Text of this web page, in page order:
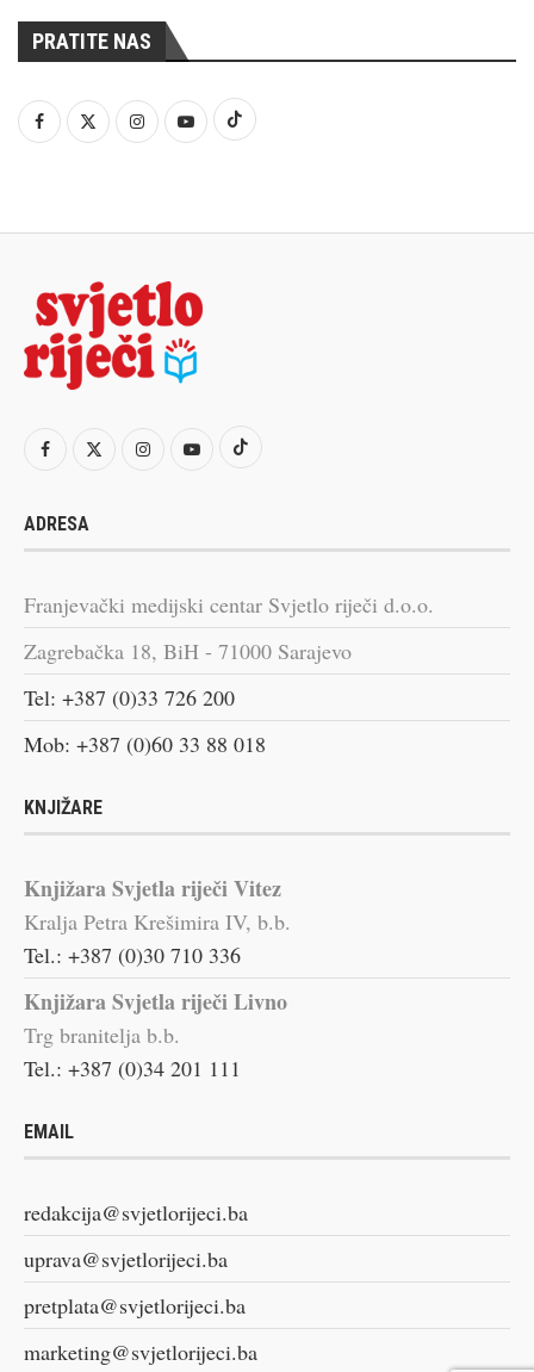
PRATITE NAS
ADRESA
Franjevački medijski centar Svjetlo riječi d.o.o.
Zagrebačka 18, BiH - 71000 Sarajevo
Tel: +387 (0)33 726 200
Mob: +387 (0)60 33 88 018
KNJIŽARE
Knjižara Svjetla riječi Vitez
Kralja Petra Krešimira IV, b.b.
Tel.: +387 (0)30 710 336
Knjižara Svjetla riječi Livno
Trg branitelja b.b.
Tel.: +387 (0)34 201 111
EMAIL
redakcija@svjetlorijeci.ba
uprava@svjetlorijeci.ba
pretplata@svjetlorijeci.ba
marketing@svjetlorijeci.ba